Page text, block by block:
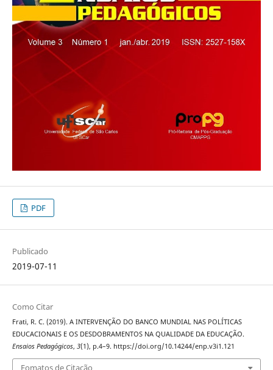
PDF
Publicado
2019-07-11
Como Citar
Frati, R. C. (2019). A INTERVENÇÃO DO BANCO MUNDIAL NAS POLÍTICAS
EDUCACIONAIS E OS DESDOBRAMENTOS NA QUALIDADE DA EDUCAÇÃO.
Ensaios Pedagógicos, 3(1), p.4–9. https://doi.org/10.14244/enp.v3i1.121
Fomatos de Citação